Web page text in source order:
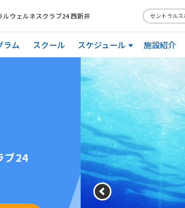
ルウェルネスクラブ24 西新井 セントラル
ラム スクール スケジュール 施設紹介
ブ24